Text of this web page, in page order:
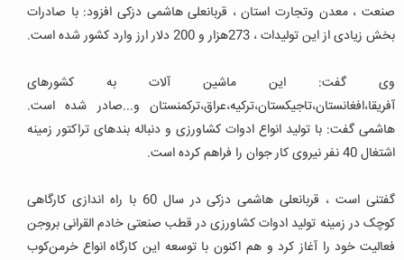
صنعت ، معدن وتجارت استان ، قربانعلی هاشمی دزکی افزود: با صادرات
بخش زیادی از این تولیدات ، 273هزار و 200 دلار ارز وارد کشور شده است.
وی گفت: این ماشین آلات به کشورهای
آفریقا،افغانستان،تاجیکستان،ترکیه،عراق،ترکمنستان و...صادر شده است.
هاشمی گفت: با تولید انواع ادوات کشاورزی و دنباله بندهای تراکتور زمینه
اشتغال 40 نفر نیروی کار جوان را فراهم کرده است.
گفتنی است ، قربانعلی هاشمی دزکی در سال 60 با راه اندازی کارگاهی
کوچک در زمینه تولید ادوات کشاورزی در قطب صنعتی خادم القرانی بروجن
فعالیت خود را آغاز کرد و هم اکنون با توسعه این کارگاه انواع خرمن‌کوب